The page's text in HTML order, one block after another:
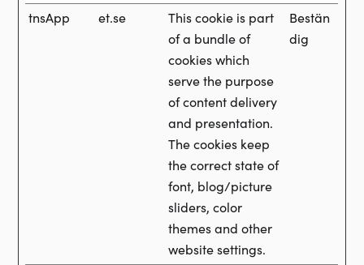
tnsApp et.se
This cookie is part
of a bundle of
cookies which
serve the purpose
of content delivery
and presentation.
The cookies keep
the correct state of
font, blog/picture
sliders, color
themes and other
website settings.
Bestän
dig